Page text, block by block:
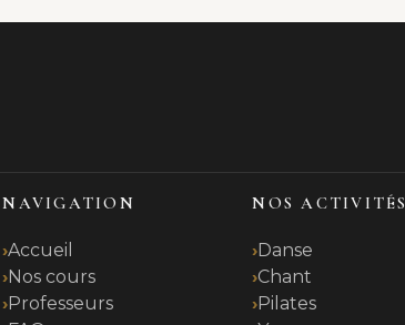
NAVIGATION
Accueil
Nos cours
Professeurs
NOS ACTIVITÉS
Danse
Chant
Pilates